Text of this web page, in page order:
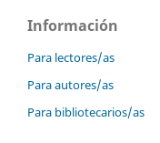
Información
Para lectores/as
Para autores/as
Para bibliotecarios/as